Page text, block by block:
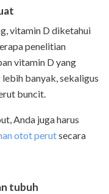
vitamin D diketahui
penelitian
vitamin D yang
banyak, sekaligus
buncit.
Anda juga harus
otot perutsecara
tubuh